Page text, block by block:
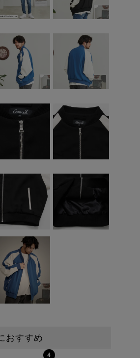
おすすめ
4